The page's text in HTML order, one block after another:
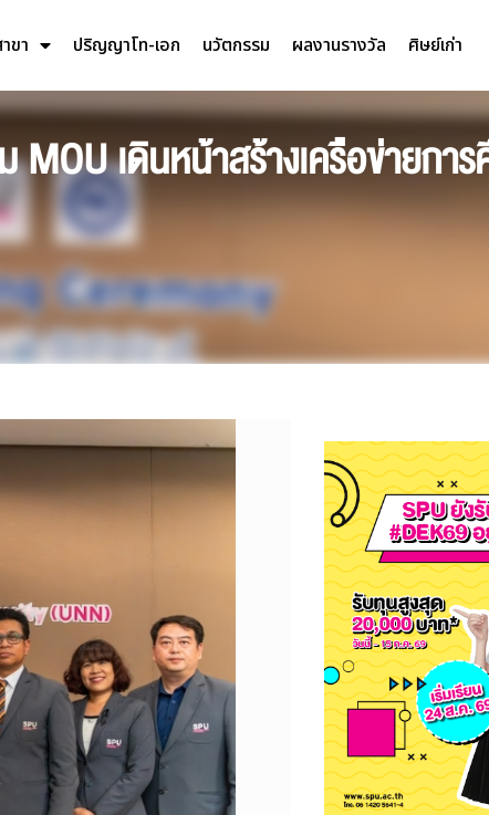
ขา ปริญญาโท-เอก นวัตกรรม ผลงานรางวัล ศิษย์เก่า
เดินหน้าสร้างเครือข่ายกา